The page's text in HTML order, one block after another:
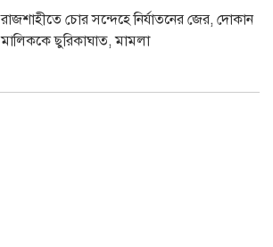
রাজশাহীতে চোর সন্দেহে নির্যাতনের জের, দোকান
মালিককে ছুরিকাঘাত, মামলা